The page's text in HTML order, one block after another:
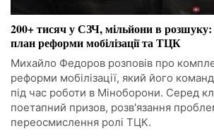
200+ тисяч у СЗЧ, мільйони в
план реформи мобілізації та ТЦК
Михайло Федоров розповів про
реформи мобілізації, який його
під час роботи в Міноборони. Серед
поетапний призов, розв'язання
переосмислення ролі ТЦК.